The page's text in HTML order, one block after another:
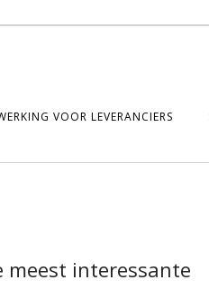
VOOR LEVERANCIERS
interessante